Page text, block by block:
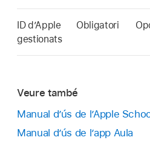
ID d’Apple
gestionats
Obligatori
Veure també
Manual d’ús de l’Apple
Manual d’ús de l’app Aula